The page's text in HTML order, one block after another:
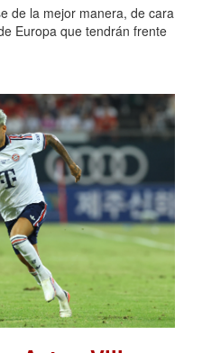
de la mejor manera, de cara
Europa que tendrán frente